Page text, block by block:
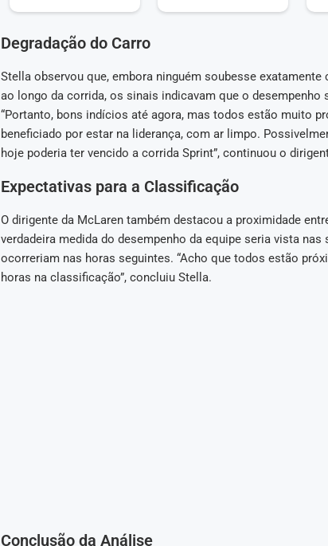
Degradação do Carro
Stella observou que, embora ninguém soubesse
ao longo da corrida, os sinais indicavam que o
“Portanto, bons indícios até agora, mas todos estão muito
beneficiado por estar na liderança, com ar limpo.
hoje poderia ter vencido a corrida Sprint”, continuou o
Expectativas para a Classificação
O dirigente da McLaren também destacou a proximidade
verdadeira medida do desempenho da equipe seria vista
ocorreriam nas horas seguintes. “Acho que todos estão
horas na classificação”, concluiu Stella.
Conclusão da Análise